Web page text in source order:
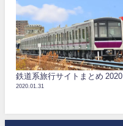
鉄道系旅行サイトまとめ 2020
2020.01.31